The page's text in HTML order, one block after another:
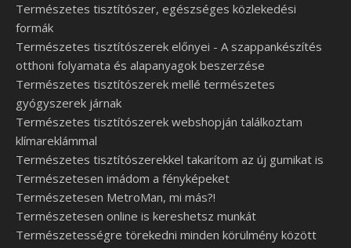
Természetes tisztítószer, egészséges közlekedési
formák
Természetes tisztítószerek előnyei - A szappankészítés
otthoni folyamata és alapanyagok beszerzése
Természetes tisztítószerek mellé természetes
gyógyszerek járnak
Természetes tisztítószerek webshopján találkoztam
klímareklámmal
Természetes tisztítószerekkel takarítom az új gumikat is
Természetesen imádom a fényképeket
Természetesen MetroMan, mi más?!
Természetesen online is kereshetsz munkát
Természetességre törekedni minden körülmény között